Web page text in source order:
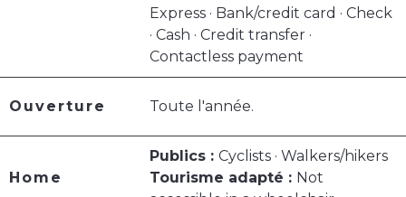
Express · Bank/credit card · Check
· Cash · Credit transfer ·
Contactless payment
Ouverture Toute l'année.
Home
Publics : Cyclists · Walkers/hikers
Tourisme adapté : Not